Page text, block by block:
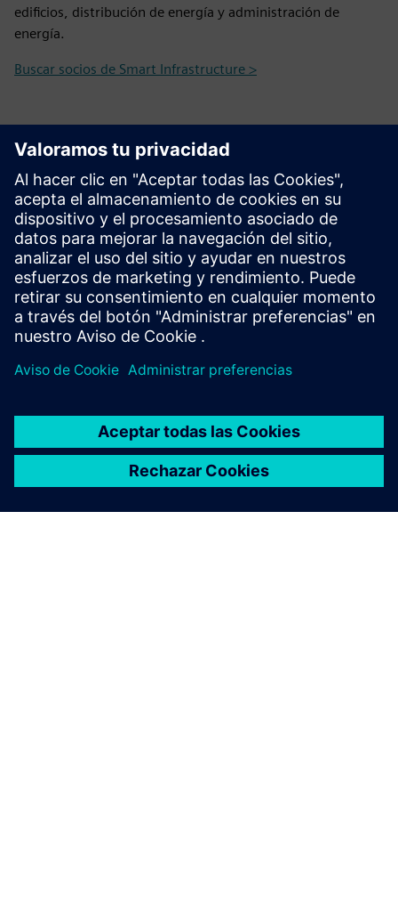
edificios, distribución de energía y administración de
energía.
Buscar socios de Smart Infrastructure >
Contáctanos
Comuníquese con nosotros y le ayudaremos a
encontrar el socio adecuado y le proporcionaremos
cualquier información que pueda necesitar.
¡Póngase en contacto con nosotros!